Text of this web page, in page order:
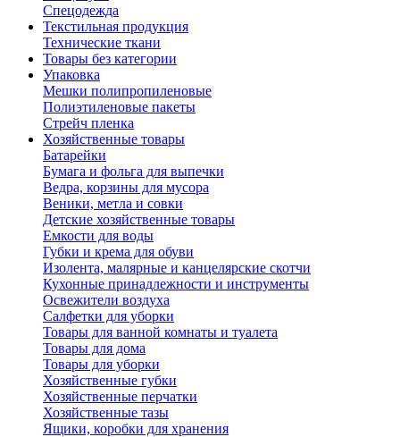
Спецодежда
Текстильная продукция
Технические ткани
Товары без категории
Упаковка
Мешки полипропиленовые
Полиэтиленовые пакеты
Стрейч пленка
Хозяйственные товары
Батарейки
Бумага и фольга для выпечки
Ведра, корзины для мусора
Веники, метла и совки
Детские хозяйственные товары
Емкости для воды
Губки и крема для обуви
Изолента, малярные и канцелярские скотчи
Кухонные принадлежности и инструменты
Освежители воздуха
Салфетки для уборки
Товары для ванной комнаты и туалета
Товары для дома
Товары для уборки
Хозяйственные губки
Хозяйственные перчатки
Хозяйственные тазы
Ящики, коробки для хранения